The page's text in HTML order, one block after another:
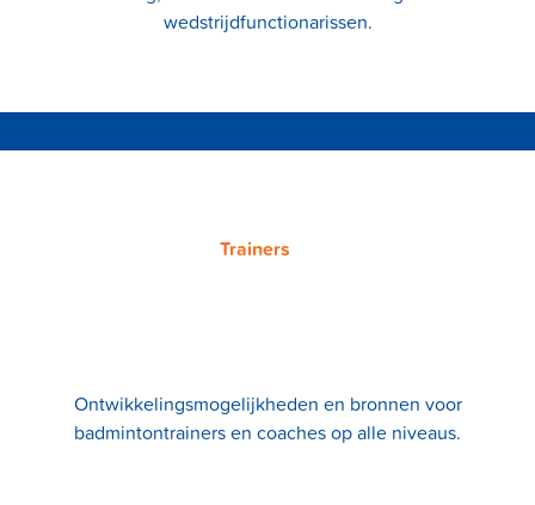
wedstrijdfunctionarissen.
Trainers
Ontwikkelingsmogelijkheden en bronnen voor
badmintontrainers en coaches op alle niveaus.